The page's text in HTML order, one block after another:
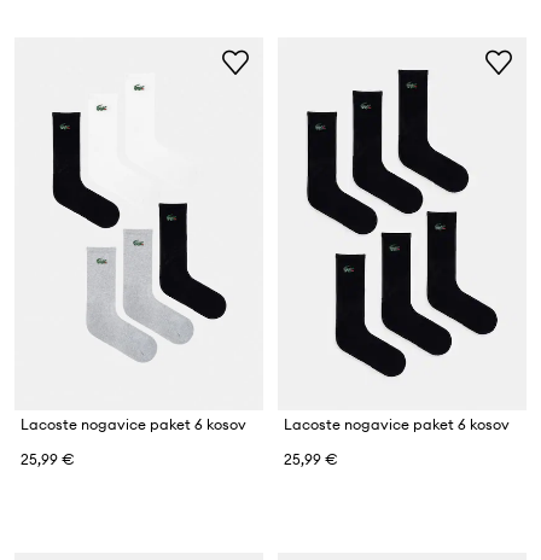
Lacoste nogavice paket 6 kosov
25,99 €
Lacoste nogavice paket 6 kosov
25,99 €